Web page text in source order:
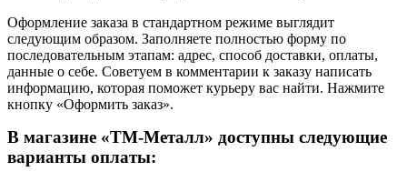
Оформление заказа в стандартном режиме выглядит
следующим образом. Заполняете полностью форму по
последовательным этапам: адрес, способ доставки, оплаты,
данные о себе. Советуем в комментарии к заказу написать
информацию, которая поможет курьеру вас найти. Нажмите
кнопку «Оформить заказ».
В магазине «ТМ-Металл» доступны следующие
варианты оплаты: